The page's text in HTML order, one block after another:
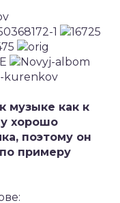
музыке как к
хорошо
поэтому он
примеру